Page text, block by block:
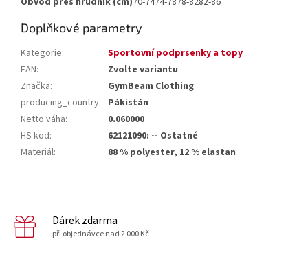
Doplňkové parametry
Kategorie:
Sportovní podprsenky a topy
EAN:
Zvolte variantu
Značka:
GymBeam Clothing
producing_country: Pákistán
Netto váha:
0.060000
HS kod:
62121090: -- Ostatné
Materiál: 88 % polyester, 12 % elastan
Dárek zdarma
při objednávce nad 2 000 Kč